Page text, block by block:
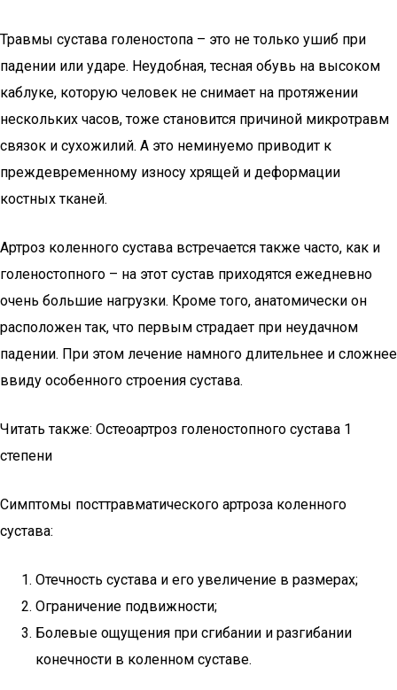
Травмы сустава голеностопа – это не только ушиб при
падении или ударе. Неудобная, тесная обувь на высоком
каблуке, которую человек не снимает на протяжении
нескольких часов, тоже становится причиной микротравм
связок и сухожилий. А это неминуемо приводит к
преждевременному износу хрящей и деформации
костных тканей.
Артроз коленного сустава встречается также часто, как и
голеностопного – на этот сустав приходятся ежедневно
очень большие нагрузки. Кроме того, анатомически он
расположен так, что первым страдает при неудачном
падении. При этом лечение намного длительнее и сложнее
ввиду особенного строения сустава.
Читать также: Остеоартроз голеностопного сустава 1
степени
Симптомы посттравматического артроза коленного
сустава:
Отечность сустава и его увеличение в размерах;
Ограничение подвижности;
Болевые ощущения при сгибании и разгибании
конечности в коленном суставе.